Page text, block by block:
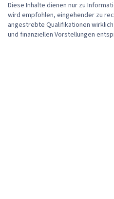
Diese Inhalte dienen nur zu
wird empfohlen, eingehender zu
angestrebte Qualifikationen
und finanziellen Vorstellungen